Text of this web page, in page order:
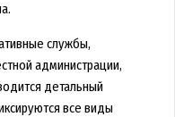
службы,
администрации,
детальный
все виды